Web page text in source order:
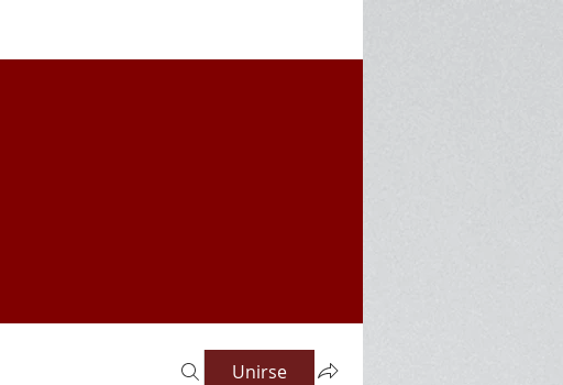
Unirse